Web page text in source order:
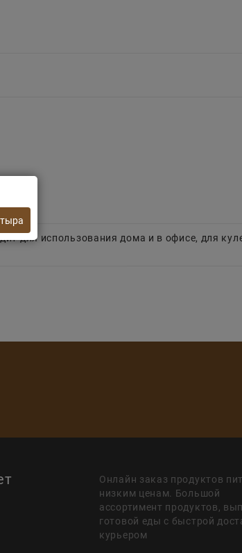
для использования дома и в офисе, для
Онлайн заказ продуктов
низким ценам. Большой
ассортимент продуктов,
готовой еды с быстрой
курьером